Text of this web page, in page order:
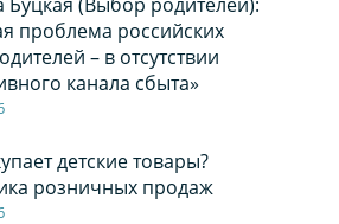
проблема российских
– в отсутствии
канала сбыта»
детские товары?
розничных продаж